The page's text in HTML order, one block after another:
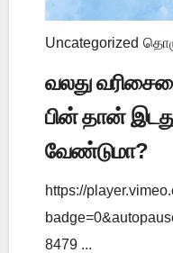
Uncategorized
வலது
பின் தான்
வேண்டுமா?
https://
8479 ...